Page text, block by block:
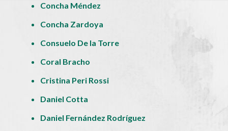
Concha Méndez
Concha Zardoya
Consuelo De la Torre
Coral Bracho
Cristina Peri Rossi
Daniel Cotta
Daniel Fernández Rodríguez